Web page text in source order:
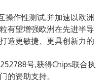
操作性测试,并加速以欧洲
有望增强欧洲在先进半导
造更敏捷、更具创新力的
号,获得Chips联合执
的资助支持。